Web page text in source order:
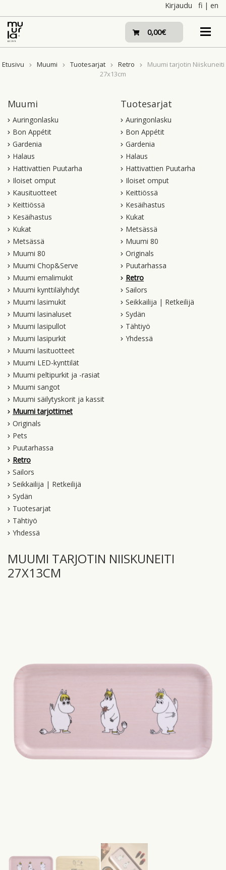
to
content
Kirjaudu fi | en
0,00€
Etusivu Muumi Tuotesarjat Retro
Muumi tarjotin Niiskuneiti
27x13cm
Muumi
Auringonlasku
Bon Appétit
Gardenia
Halaus
Hattivattien Puutarha
Iloiset omput
Kausituotteet
Keittiössä
Kesäihastus
Kukat
Metsässä
Muumi 80
Muumi Chop&Serve
Muumi emalimukit
Muumi kynttilälyhdyt
Muumi lasimukit
Muumi lasinaluset
Muumi lasipullot
Muumi lasipurkit
Muumi lasituotteet
Muumi LED-kynttilät
Muumi peltipurkit ja -rasiat
Muumi sangot
Muumi säilytyskorit ja kassit
Muumi tarjottimet
Originals
Pets
Puutarhassa
Retro
Sailors
Seikkailija | Retkeilijä
Sydän
Tuotesarjat
Tähtiyö
Yhdessä
Tuotesarjat
Auringonlasku
Bon Appétit
Gardenia
Halaus
Hattivattien Puutarha
Iloiset omput
Keittiössä
Kesäihastus
Kukat
Metsässä
Muumi 80
Originals
Puutarhassa
Retro
Sailors
Seikkailija | Retkeilijä
Sydän
Tähtiyö
Yhdessä
MUUMI TARJOTIN NIISKUNEITI
27X13CM